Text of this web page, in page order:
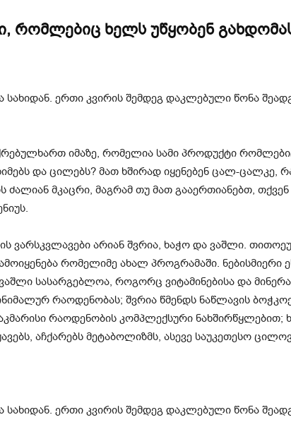
რომლებიც ხელს უწყობენ
იმაზე, რომელია სამი პროდუქტი
და ცილებს? მათ ხშირად იყენებენ ცალ-ცალკე,
ძალიან მკაცრი, მაგრამ თუ მათ გააერთიანებთ,
ვარსკვლავები არიან შვრია, ხაჭო და ვაშლი.
რომელიმე ახალ პროგრამაში. ნებისმიერი
ვაშლი სასარგებლოა, როგორც ვიტამინებისა და
რაოდენობას; შვრია წმენდს ნაწლავის
რაოდენობის კომპლექსური ნახშირწყლებით;
აჩქარებს მეტაბოლიზმს, ასევე საუკეთესო